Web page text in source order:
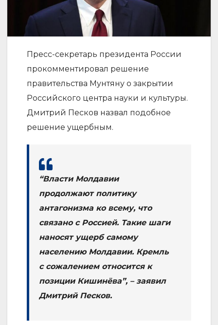
Пресс-секретарь президента России
прокомментировал решение
правительства Мунтяну о закрытии
Российского центра науки и культуры.
Дмитрий Песков назвал подобное
решение ущербным.
“Власти Молдавии
продолжают политику
антагонизма ко всему, что
связано с Россией. Такие шаги
наносят ущерб самому
населению Молдавии. Кремль
с сожалением относится к
позиции Кишинёва”, – заявил
Дмитрий Песков.